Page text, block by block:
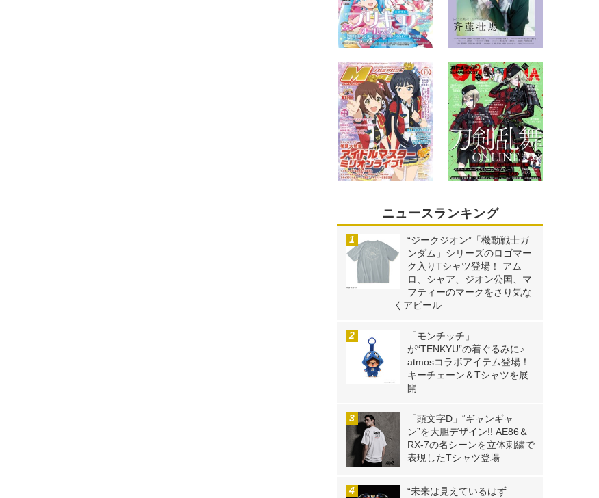
ニュースランキング
“ジークジオン”「機動戦士ガ
ンダム」シリーズのロゴマー
ク入りTシャツ登場！ アム
ロ、シャア、ジオン公国、マ
フティーのマークをさり気な
くアピール
「モンチッチ」
が“TENKYU”の着ぐるみに♪
atmosコラボアイテム登場！
キーチェーン＆Tシャツを展
開
「頭文字D」“ギャンギャ
ン”を大胆デザイン!! AE86＆
RX-7の名シーンを立体刺繍で
表現したTシャツ登場
“未来は見えているはず